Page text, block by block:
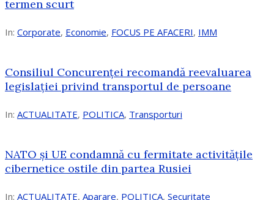
termen scurt
In: Corporate, Economie, FOCUS PE AFACERI, IMM
Consiliul Concurenței recomandă reevaluarea
legislației privind transportul de persoane
In: ACTUALITATE, POLITICA, Transporturi
NATO și UE condamnă cu fermitate activitățile
cibernetice ostile din partea Rusiei
In: ACTUALITATE, Aparare, POLITICA, Securitate